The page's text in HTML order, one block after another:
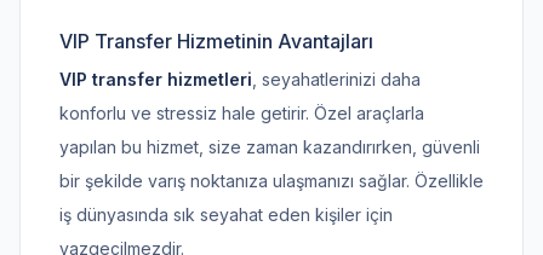
VIP Transfer Hizmetinin Avantajları
VIP transfer hizmetleri , seyahatlerinizi daha
konforlu ve stressiz hale getirir. Özel araçlarla
yapılan bu hizmet, size zaman kazandırırken, güvenli
bir şekilde varış noktanıza ulaşmanızı sağlar. Özellikle
iş dünyasında sık seyahat eden kişiler için
vazgeçilmezdir.